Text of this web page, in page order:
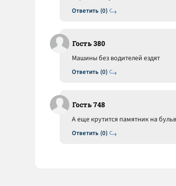
Ответить (0)
Гость 380
Ответить (0)
Машины без водителей ездят
Гость 748
Ответить (0)
А еще крутится памятник на